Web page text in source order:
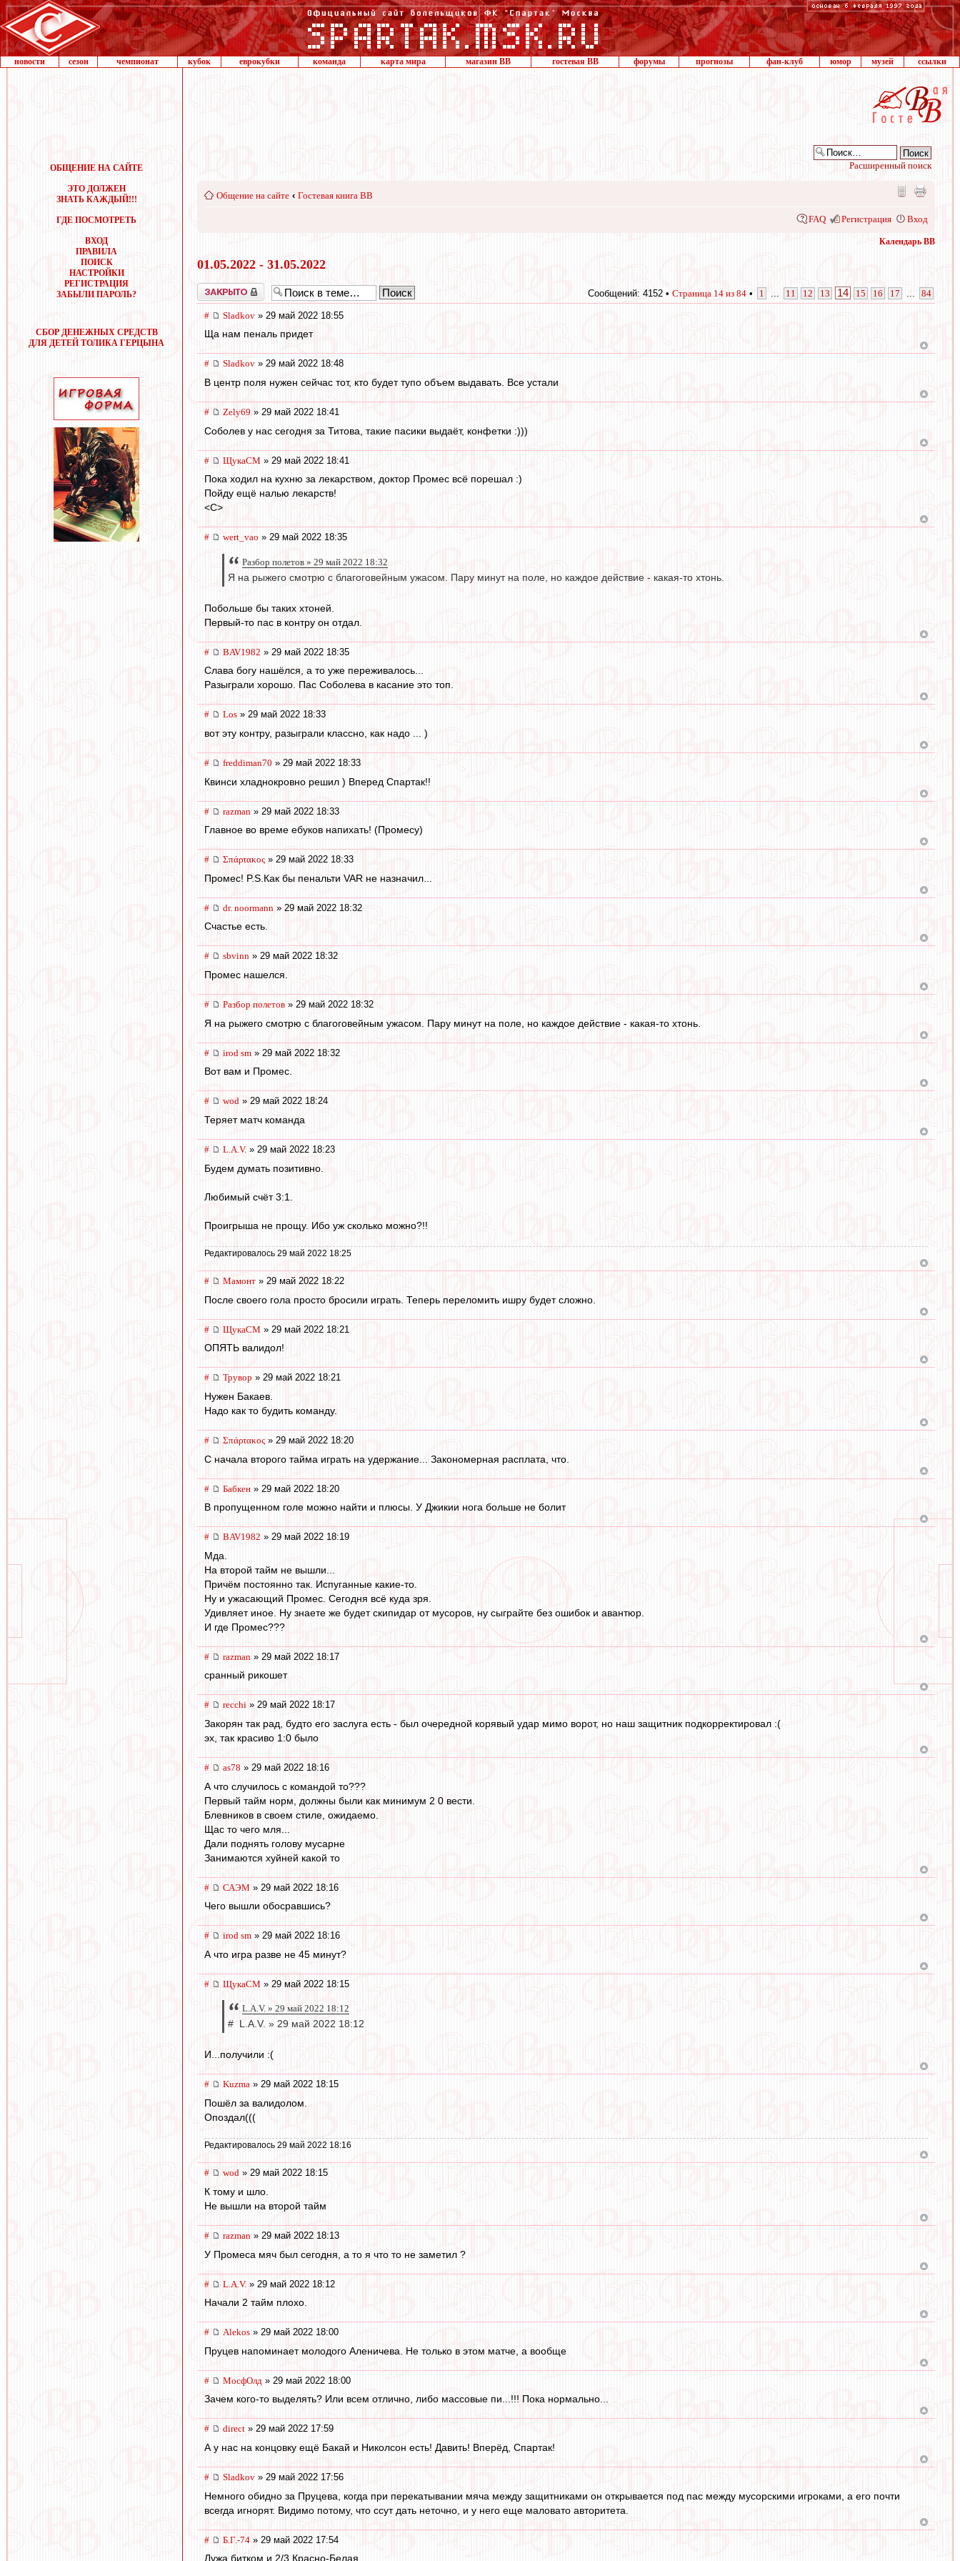
новости сезон чемпионат кубок еврокубки команда карта мира магазин ВВ гостевая ВВ форумы прогнозы фан-клуб юмор музей ссылки
ОБЩЕНИЕ НА САЙТЕ
ЭТО ДОЛЖЕН
ЗНАТЬ КАЖДЫЙ!!!
ГДЕ ПОСМОТРЕТЬ
ВХОД
ПРАВИЛА
ПОИСК
НАСТРОЙКИ
РЕГИСТРАЦИЯ
ЗАБЫЛИ ПАРОЛЬ?
СБОР ДЕНЕЖНЫХ СРЕДСТВ
ДЛЯ ДЕТЕЙ ТОЛИКА ГЕРЦЫНА
Расширенный поиск
Общение на сайте ‹ Гостевая книга ВВ
FAQ Регистрация Вход
Календарь ВВ
01.05.2022 - 31.05.2022
Закрыто Сообщений: 4152 • Страница 14 из 84 • 1 11 12 13 14 15 16 17 84
# Sladkov » 29 май 2022 18:55
Ща нам пеналь придет
# Sladkov » 29 май 2022 18:48
В центр поля нужен сейчас тот, кто будет тупо объем выдавать. Все устали
# Zely69 » 29 май 2022 18:41
Соболев у нас сегодня за Титова, такие пасики выдаёт, конфетки :)))
# ЩукаСМ » 29 май 2022 18:41
Пока ходил на кухню за лекарством, доктор Промес всё порешал :)
Пойду ещё налью лекарств!
<C>
# wert_vao » 29 май 2022 18:35
Разбор полетов » 29 май 2022 18:32
Я на рыжего смотрю с благоговейным ужасом. Пару минут на поле, но каждое действие - какая-то хтонь.
Побольше бы таких хтоней.
Первый-то пас в контру он отдал.
# BAV1982 » 29 май 2022 18:35
Слава богу нашёлся, а то уже переживалось...
Разыграли хорошо. Пас Соболева в касание это топ.
# Los » 29 май 2022 18:33
вот эту контру, разыграли классно, как надо ... )
# freddiman70 » 29 май 2022 18:33
Квинси хладнокровно решил ) Вперед Спартак!!
# razman » 29 май 2022 18:33
Главное во време ебуков напихать! (Промесу)
# Σπάρτακος » 29 май 2022 18:33
Промес! P.S.Как бы пенальти VAR не назначил...
# dr. noormann » 29 май 2022 18:32
Счастье есть.
# sbvinn » 29 май 2022 18:32
Промес нашелся.
# Разбор полетов » 29 май 2022 18:32
Я на рыжего смотрю с благоговейным ужасом. Пару минут на поле, но каждое действие - какая-то хтонь.
# irod sm » 29 май 2022 18:32
Вот вам и Промес.
# wod » 29 май 2022 18:24
Теряет матч команда
# L.А.V. » 29 май 2022 18:23
Будем думать позитивно.
Любимый счёт 3:1.
Проигрыша не прощу. Ибо уж сколько можно?!!
Редактировалось 29 май 2022 18:25
# Мамонт » 29 май 2022 18:22
После своего гола просто бросили играть. Теперь переломить ишру будет сложно.
# ЩукаСМ » 29 май 2022 18:21
ОПЯТЬ валидол!
# Трувор » 29 май 2022 18:21
Нужен Бакаев.
Надо как то будить команду.
# Σπάρτακος » 29 май 2022 18:20
С начала второго тайма играть на удержание... Закономерная расплата, что.
# Бабкен » 29 май 2022 18:20
В пропущенном голе можно найти и плюсы. У Джикии нога больше не болит
# BAV1982 » 29 май 2022 18:19
Мда.
На второй тайм не вышли...
Причём постоянно так. Испуганные какие-то.
Ну и ужасающий Промес. Сегодня всё куда зря.
Удивляет иное. Ну знаете же будет скипидар от мусоров, ну сыграйте без ошибок и авантюр.
И где Промес???
# razman » 29 май 2022 18:17
сранный рикошет
# recchi » 29 май 2022 18:17
Закорян так рад, будто его заслуга есть - был очередной корявый удар мимо ворот, но наш защитник подкорректировал :(
эх, так красиво 1:0 было
# as78 » 29 май 2022 18:16
А что случилось с командой то???
Первый тайм норм, должны были как минимум 2 0 вести.
Блевников в своем стиле, ожидаемо.
Щас то чего мля...
Дали поднять голову мусарне
Занимаются хуйней какой то
# САЭМ » 29 май 2022 18:16
Чего вышли обосравшись?
# irod sm » 29 май 2022 18:16
А что игра разве не 45 минут?
# ЩукаСМ » 29 май 2022 18:15
L.А.V. » 29 май 2022 18:12
# L.А.V. » 29 май 2022 18:12
И...получили :(
# Kuzma » 29 май 2022 18:15
Пошёл за валидолом.
Опоздал(((
Редактировалось 29 май 2022 18:16
# wod » 29 май 2022 18:15
К тому и шло.
Не вышли на второй тайм
# razman » 29 май 2022 18:13
У Промеса мяч был сегодня, а то я что то не заметил ?
# L.А.V. » 29 май 2022 18:12
Начали 2 тайм плохо.
# Alekos » 29 май 2022 18:00
Пруцев напоминает молодого Аленичева. Не только в этом матче, а вообще
# МосфОлд » 29 май 2022 18:00
Зачем кого-то выделять? Или всем отлично, либо массовые пи...!!! Пока нормально...
# direct » 29 май 2022 17:59
А у нас на концовку ещё Бакай и Николсон есть! Давить! Вперёд, Спартак!
# Sladkov » 29 май 2022 17:56
Немного обидно за Пруцева, когда при перекатывании мяча между защитниками он открывается под пас между мусорскими игроками, а его почти
всегда игнорят. Видимо потому, что ссут дать неточно, и у него еще маловато авторитета.
# Б.Г.-74 » 29 май 2022 17:54
Лужа битком и 2/3 Красно-Белая